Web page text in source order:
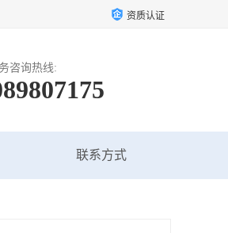
资质认证
咨询热线:
联系方式